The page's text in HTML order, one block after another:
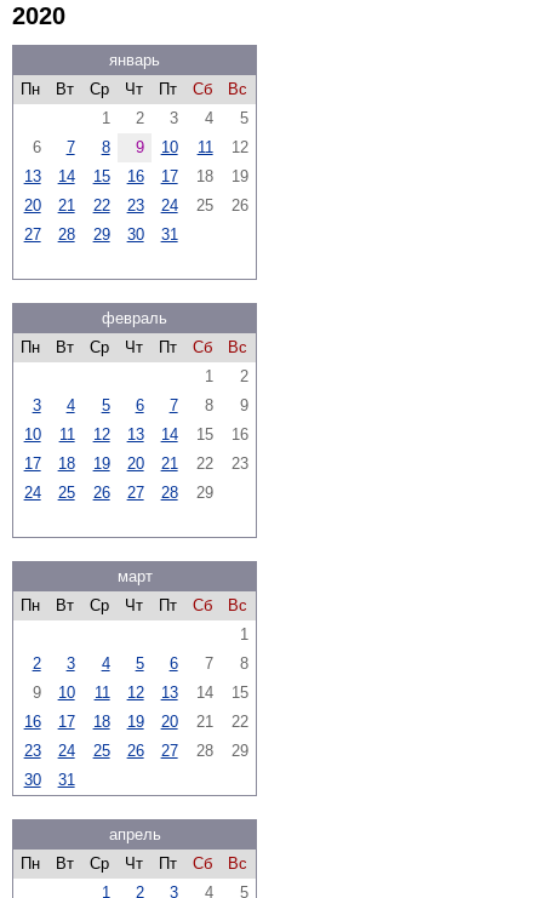
2020
январь
Пн
Вт Ср Чт Пт Сб
Вс
1
2 3 4
5
6
7 8 9 10 11
12
13
14 15 16 17 18
19
20
21 22 23 24 25
26
27
28 29 30 31
февраль
Пн
Вт Ср Чт Пт Сб
Вс
1
2
3
4 5 6 7 8
9
10
11 12 13 14 15
16
17
18 19 20 21 22
23
24
25 26 27 28 29
март
Пн
Вт Ср Чт Пт Сб
Вс
1
2
3 4 5 6 7
8
9
10 11 12 13 14
15
16
17 18 19 20 21
22
23
24 25 26 27 28
29
30
31
апрель
Пн
Вт Ср Чт Пт Сб
Вс
1
2 3 4 5